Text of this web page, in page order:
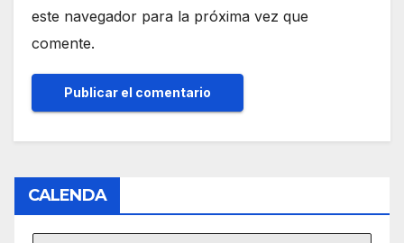
este navegador para la próxima vez que
comente.
CALENDA